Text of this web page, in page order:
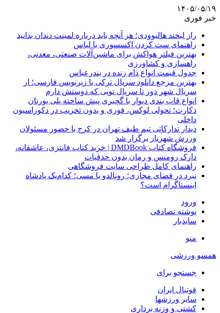
۱۴۰۵/۰۵/۱۹
خبر فوری
راز لبخند هالیوودی؛ هر آنچه باید درباره لمینت دندان بدانید
راهنمای ست کردن اکسسوری با لباس
بهترین فیلتر هواکش برای ماشین‌آلات صنعتی، معدنی،
راهسازی و کشاورزی
جدول قیمت انواع دام زنده در بندرعباس
بهترین مرجع دانلود سریال ترکی با زیرنویس فارسی؛ از
سریال شهر دور تا سریال تویی که دوستش دارم
انواع قاب بندی دیوار با گچبری پیش ساخته پلی یورتان
دکارت؛ تحولی لوکس، فوری و بدون تخریب در دکوراسیون
داخلی
دیدار تدارکاتی تیم طیف تهران در کرج با حضور مسئولان
ورزش شهریار برگزار شد
فروشگاه کتاب DMDBook | خرید کتاب فانتزی، عاشقانه،
دارک رومنس و رمان بدون حذفیات
راهنمای کامل طراحی سایت فروشگاهی
نبرد در فضای مجازی؛ رونالدو یا مسی؛ کدام‌یک پادشاه
اینستاگرام است؟
ورود
نوشته تصادفی
سایدبار
منو
همسو ورزشی
جستجو برای
فوتبال ایران
سایر ورزشها
کشتی و وزنه برداری